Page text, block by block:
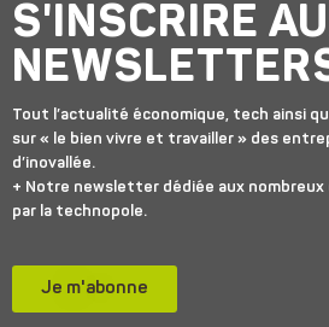
S'INSCRIRE
Tout l’actualité économique, tech ainsi
sur « le bien vivre et travailler » des
d’inovallée.
+ Notre newsletter dédiée aux
par la technopole.
Je m'abonne